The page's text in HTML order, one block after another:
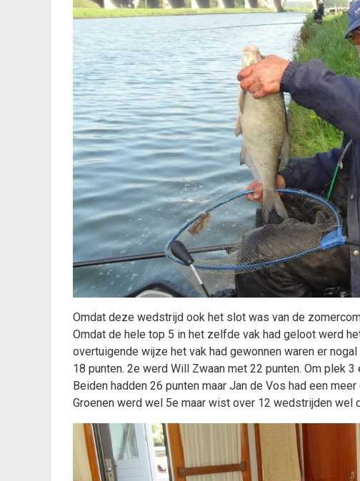
Omdat deze wedstrijd ook het slot was van de
Omdat de hele top 5 in het zelfde vak had geloot werd
overtuigende wijze het vak had gewonnen waren er
18 punten. 2e werd Will Zwaan met 22 punten. Om plek
Beiden hadden 26 punten maar Jan de Vos had een
Groenen werd wel 5e maar wist over 12 wedstrijden wel